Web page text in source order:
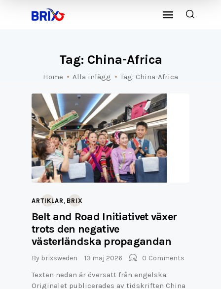
Tag: China-Africa
Home Alla inlägg Tag: China-Africa
ARTIKLAR , BRIX
Belt and Road Initiativet växer
trots den negative
västerländska propagandan
By brixsweden 13 maj 2026 0 Comments
Texten nedan är översatt från engelska.
Originalet publicerades av tidskriften China